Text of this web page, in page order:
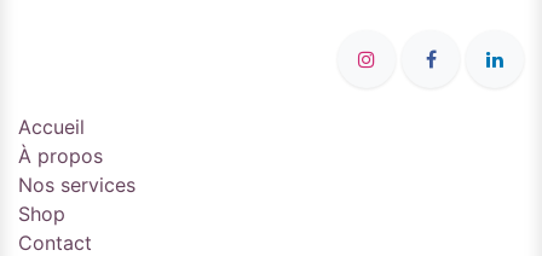
Accueil
À propos
Nos services
Shop
Contact